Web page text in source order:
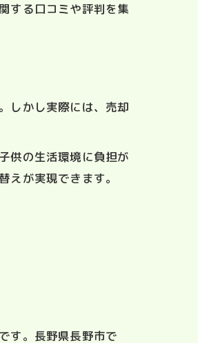
する口コミや評判を集
しかし実際には、売却
供の生活環境に負担が
が実現できます。
す。長野県長野市で